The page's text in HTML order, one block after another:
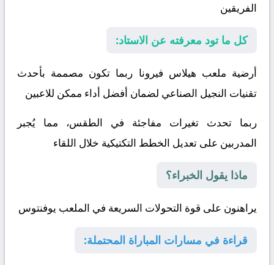
الفريقين
كل ما تود معرفته عن الاستاد:
أرضية ملعب هيلاس فيرونا ربما تكون مصممة بأحدث
تقنيات النجيل الصناعي لضمان أفضل أداء ممكن للاعبين
ربما تحدث تغيرات مفاجئة في الطقس، مما يُجبر
المدربين على تعديل الخطط التكتيكية خلال اللقاء
ماذا يقول الخبراء؟
يراهنون على قوة التحولات السريعة في الملعب يوفنتوس
قراءة في مسارات المباراة المحتملة: